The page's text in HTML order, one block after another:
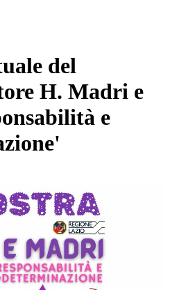
del
H. Madri e
e